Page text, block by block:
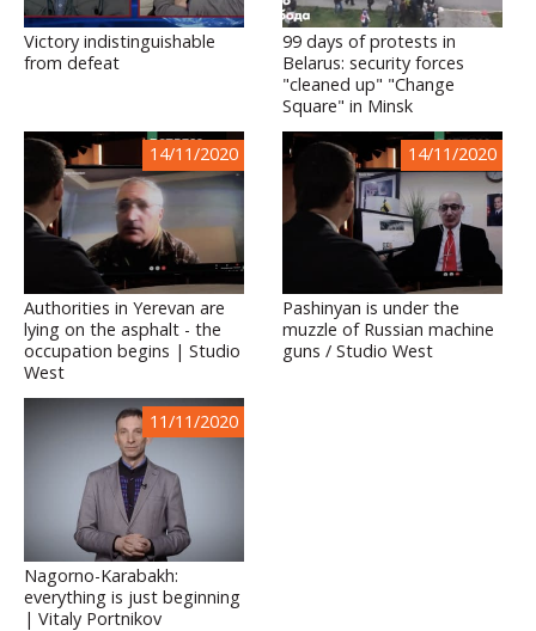
Victory indistinguishable
from defeat
99 days of protests in
Belarus: security forces
"cleaned up" "Change
Square" in Minsk
14/11/2020
Authorities in Yerevan are
lying on the asphalt - the
occupation begins | Studio
West
14/11/2020
Pashinyan is under the
muzzle of Russian machine
guns / Studio West
11/11/2020
Nagorno-Karabakh:
everything is just beginning
| Vitaly Portnikov